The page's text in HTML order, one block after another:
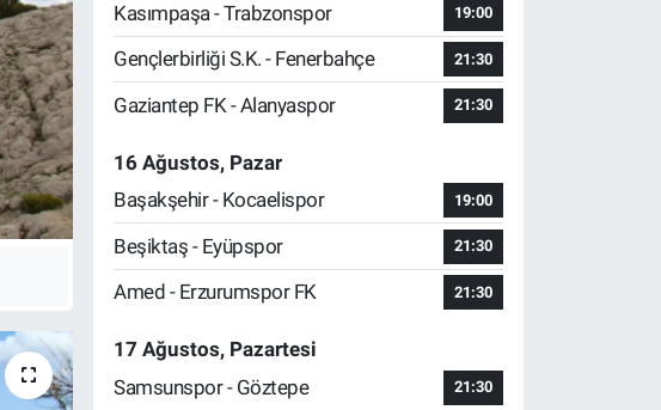
Kasımpaşa - Trabzonspor 19:00
Gençlerbirliği S.K. - Fenerbahçe 21:30
Gaziantep FK - Alanyaspor 21:30
16 Ağustos, Pazar
Başakşehir - Kocaelispor
19:00
Beşiktaş - Eyüpspor 21:30
Amed - Erzurumspor FK 21:30
17 Ağustos, Pazartesi
Samsunspor - Göztepe
21:30